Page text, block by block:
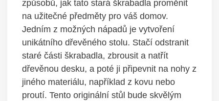
způsobů, jak tato stará škrabadla proměnit
na užitečné předměty pro váš domov.
Jedním z možných nápadů je vytvoření
unikátního dřevěného stolu. Stačí odstranit
staré části škrabadla, zbrousit a natřít
dřevěnou desku, a poté ji připevnit na nohy z
jiného materiálu, například z kovu nebo
proutí. Tento originální stůl bude skvělým